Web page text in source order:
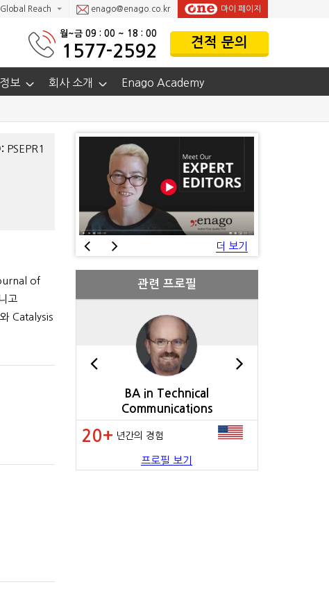
Reach enago@enago.co.kr 마이 페이지
월~금 09 : 00 ~ 18 : 00
1577-2592 견적 문의
보 회사 소개 Enago Academy
PSEPR1
of
고
Catalysis
더 보기
관련 프로필
BA in Technical
Communications
20+ 년간의 경험
프로필 보기